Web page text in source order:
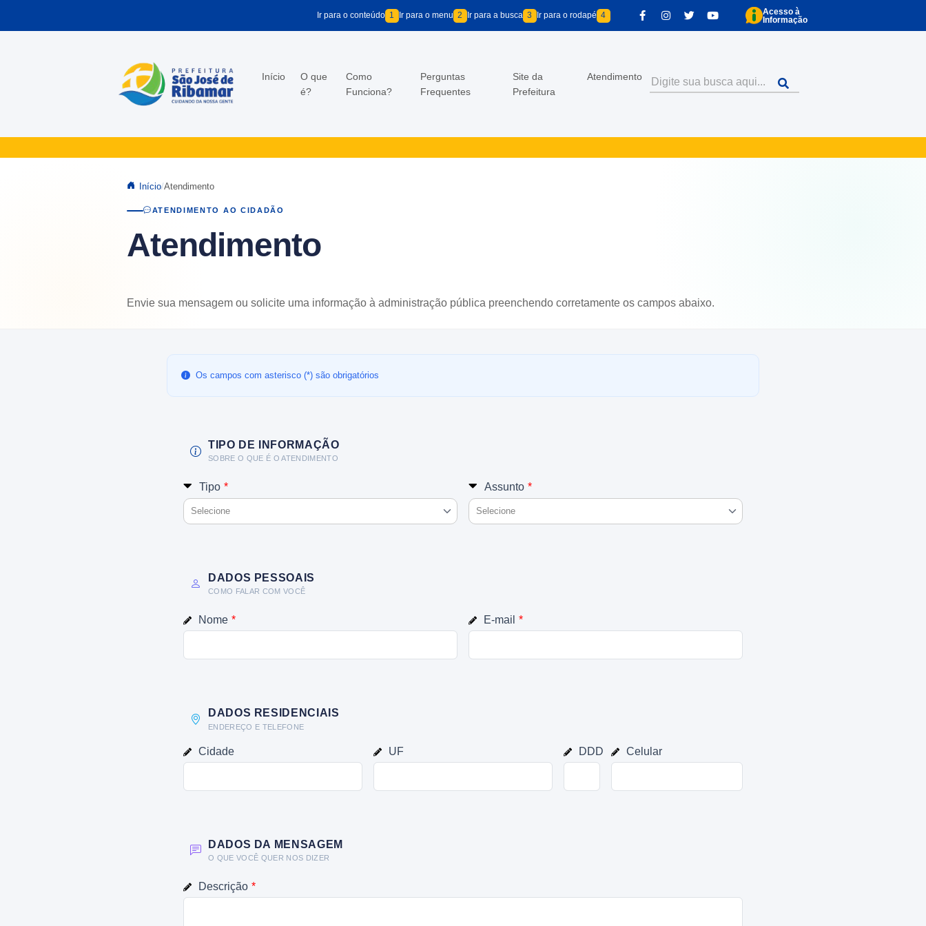
Ir para o conteúdo 1 Ir para o menu 2 Ir para a busca 3 Ir para o rodapé 4
Acesso à
Informação
Início
O que
é?
Como
Funciona?
Perguntas
Frequentes
Site da
Prefeitura
Atendimento
Início Atendimento
ATENDIMENTO AO CIDADÃO
Atendimento
Envie sua mensagem ou solicite uma informação à administração pública preenchendo corretamente os campos abaixo.
Os campos com asterisco (*) são obrigatórios
TIPO DE INFORMAÇÃO
SOBRE O QUE É O ATENDIMENTO
Tipo *
Selecione
Assunto *
Selecione
DADOS PESSOAIS
COMO FALAR COM VOCÊ
Nome * E-mail *
DADOS RESIDENCIAIS
ENDEREÇO E TELEFONE
Cidade UF DDD Celular
DADOS DA MENSAGEM
O QUE VOCÊ QUER NOS DIZER
Descrição *